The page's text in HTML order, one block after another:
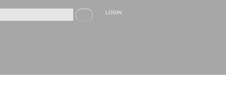
de recherche
Recherche LOGIN